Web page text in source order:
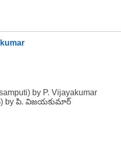
by P. Vijayakumar
by పి. విజయకుమార్